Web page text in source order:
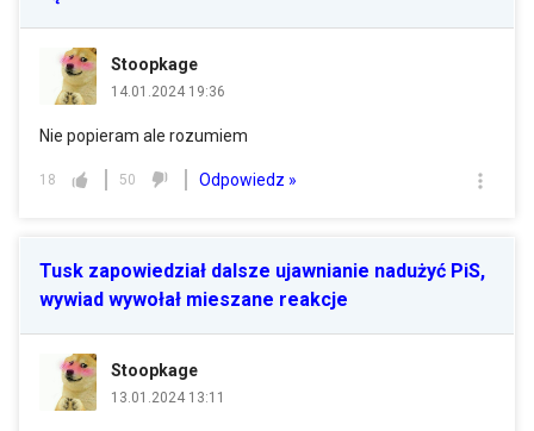
Stoopkage
14.01.2024 19:36
Nie popieram ale rozumiem
18 50 Odpowiedz »
Tusk zapowiedział dalsze ujawnianie nadużyć PiS,
wywiad wywołał mieszane reakcje
Stoopkage
13.01.2024 13:11